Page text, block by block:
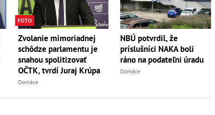
FOTO
Zvolanie mimoriadnej
schôdze parlamentu je
snahou spolitizovať
OČTK, tvrdí Juraj Krúpa
Domáce
NBÚ potvrdil, že
príslušníci NAKA boli
ráno na podateľni úradu
Domáce